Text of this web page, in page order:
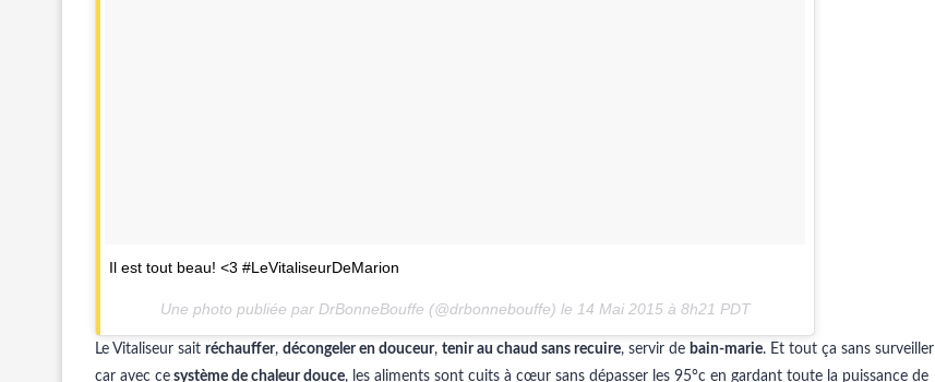
Il est tout beau! <3 #LeVitaliseurDeMarion
Une photo publiée par DrBonneBouffe (@drbonnebouffe) le 14 Mai 2015 à 8h21 PDT
Le Vitaliseur sait réchauffer, décongeler en douceur, tenir au chaud sans recuire, servir de bain-marie. Et tout ça sans surveiller
car avec ce système de chaleur douce, les aliments sont cuits à cœur sans dépasser les 95°c en gardant toute la puissance de